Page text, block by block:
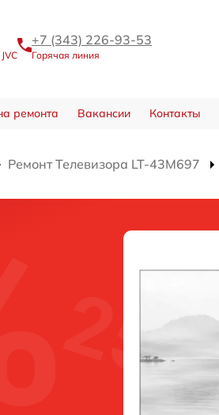
+7 (343) 226-93-53
Горячая линия
ремонта Вакансии Контакты
Ремонт Телевизора LT-43M697